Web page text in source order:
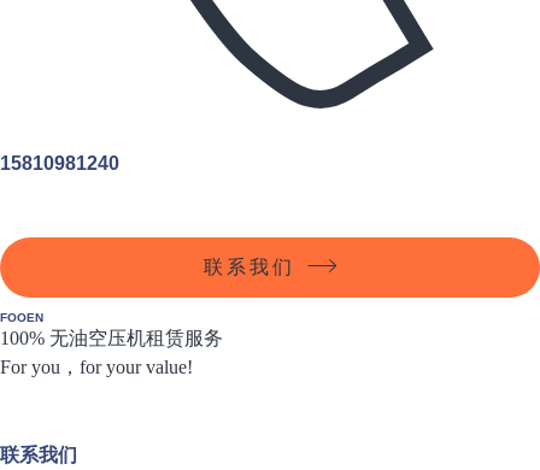
15810981240
联系我们
FOOEN
100% 无油空压机租赁服务
For you，for your value!
联系我们